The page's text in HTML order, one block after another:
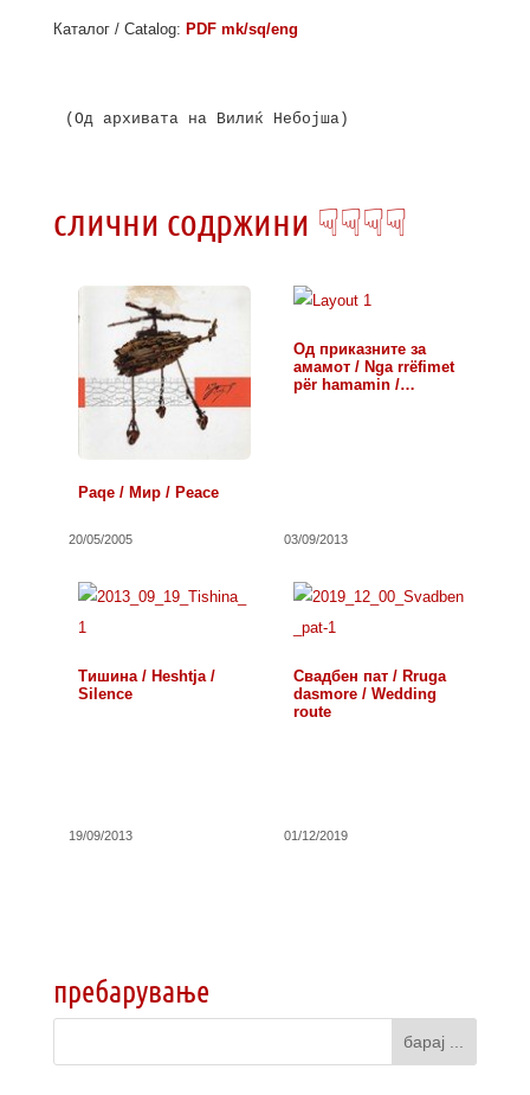
Каталог / Catalog: PDF mk/sq/eng
(Од архивата на Вилиќ Небојша)
слични содржини ☟☟☟☟
Paqe / Мир / Peace
20/05/2005
Од приказните за
амамот / Nga rrëfimet
për hamamin /…
03/09/2013
Тишина / Heshtja /
Silence
19/09/2013
Свадбен пат / Rruga
dasmore / Wedding
route
01/12/2019
пребарување